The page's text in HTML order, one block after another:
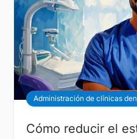
Administración de clínicas
Cómo reducir el